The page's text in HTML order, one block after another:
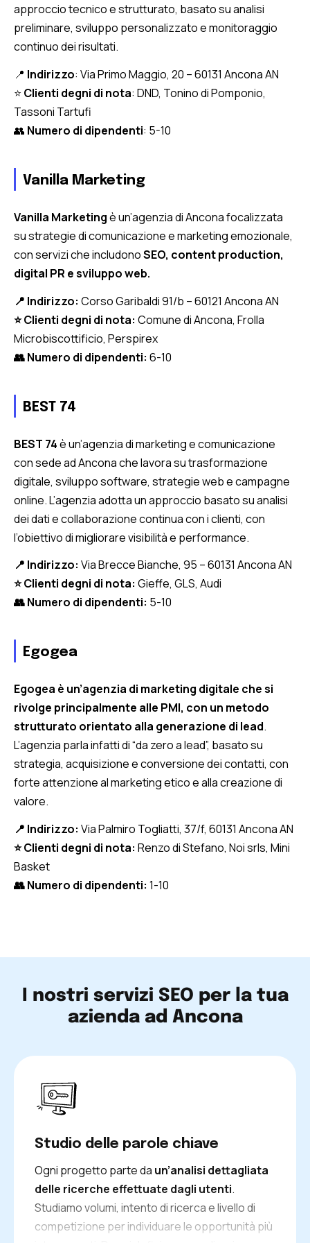
approccio tecnico e strutturato, basato su analisi
preliminare, sviluppo personalizzato e monitoraggio
continuo dei risultati.
📍 Indirizzo: Via Primo Maggio, 20 – 60131 Ancona AN
⭐ Clienti degni di nota: DND, Tonino di Pomponio,
Tassoni Tartufi
👥 Numero di dipendenti: 5-10
Vanilla Marketing
Vanilla Marketingè un’agenzia di Ancona focalizzata
su strategie di comunicazione e marketing emozionale,
con servizi che includonoSEO, content production,
digital PR e sviluppo web.
📍 Indirizzo: Corso Garibaldi 91/b – 60121 Ancona AN
⭐ Clienti degni di nota: Comune di Ancona, Frolla
Microbiscottificio, Perspirex
👥 Numero di dipendenti: 6-10
BEST 74
BEST 74è un’agenzia di marketing e comunicazione
con sede ad Ancona che lavora su trasformazione
digitale, sviluppo software, strategie web e campagne
online. L’agenzia adotta un approccio basato su analisi
dei dati e collaborazione continua con i clienti, con
l’obiettivo di migliorare visibilità e performance.
📍 Indirizzo: Via Brecce Bianche, 95 – 60131 Ancona AN
⭐ Clienti degni di nota: Gieffe, GLS, Audi
👥 Numero di dipendenti: 5-10
Egogea
Egogea è un’agenzia di marketing digitale che si
rivolge principalmente alle PMI, con un metodo
strutturato orientato alla generazione di lead.
L’agenzia parla infatti di “da zero a lead”, basato su
strategia, acquisizione e conversione dei contatti, con
forte attenzione al marketing etico e alla creazione di
valore.
📍 Indirizzo: Via Palmiro Togliatti, 37/f, 60131 Ancona AN
⭐ Clienti degni di nota: Renzo di Stefano, Noi srls, Mini
Basket
👥 Numero di dipendenti: 1-10
I nostri servizi SEO per la tua
azienda ad Ancona
Studio delle parole chiave
Ogni progetto parte da un’analisi dettagliata
delle ricerche effettuate dagli utenti.
Studiamo volumi, intento di ricerca e livello di
competizione per individuare le opportunità più